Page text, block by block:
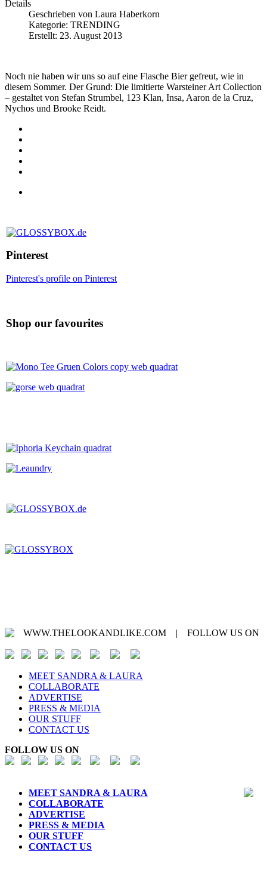
Details
Geschrieben von Laura Haberkorn
Kategorie: TRENDING
Erstellt: 23. August 2013
Noch nie haben wir uns so auf eine Flasche Bier gefreut, wie in
diesem Sommer. Der Grund: Die limitierte Warsteiner Art Collection
– gestaltet von Stefan Strumbel, 123 Klan, Insa, Aaron de la Cruz,
Nychos und Brooke Reidt.
Pinterest
Pinterest's profile on Pinterest
Shop our favourites
WWW.THELOOKANDLIKE.COM | FOLLOW US ON
MEET SANDRA & LAURA
COLLABORATE
ADVERTISE
PRESS & MEDIA
OUR STUFF
CONTACT US
FOLLOW US ON
MEET SANDRA & LAURA
COLLABORATE
ADVERTISE
PRESS & MEDIA
OUR STUFF
CONTACT US